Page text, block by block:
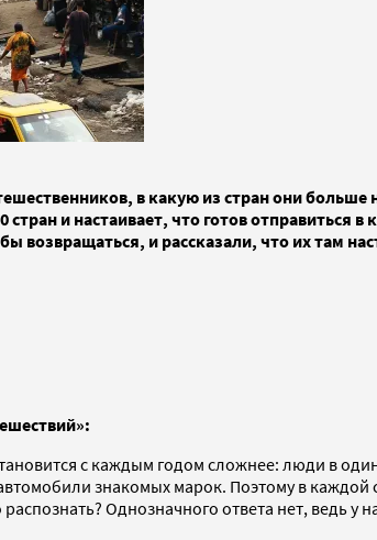
в какую из стран они
и настаивает, что готов отправиться
возвращаться, и рассказали, что их там
с каждым годом сложнее: люди в
знакомых марок. Поэтому в каждой
Однозначного ответа нет, ведь у